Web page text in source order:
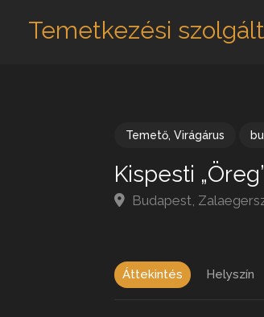
Temetkezési
Temető, Virágárus
Kispesti
Budapest,
Áttekintés Helyszín